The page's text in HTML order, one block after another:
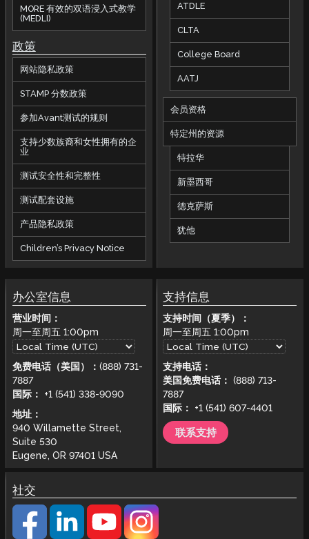
MORE 有效的双语浸入式教学
(MEDLI)
政策
网站隐私政策
STAMP 分数政策
参加Avant测试的规则
支持少数族裔和女性拥有的企
业
测试安全性和完整性
测试配套设施
产品隐私政策
Children’s Privacy Notice
ATDLE
CLTA
College Board
AATJ
会员资格
特定州的资源
特拉华
新墨西哥
德克萨斯
犹他
办公室信息
营业时间：
周一至周五 1:00pm
免费电话（美国）： (888) 731-
7887
国际：
+1 (541) 338-9090
地址：
940 Willamette Street,
Suite 530
Eugene, OR 97401 USA
支持信息
支持时间（夏季）：
周一至周五1:00pm
支持电话：
美国免费电话： (888) 713-
7887
国际：
+1 (541) 607-4401
联系支持
社交